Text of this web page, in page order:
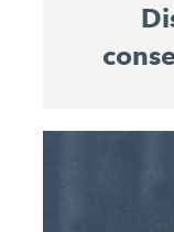
Con el John
estará